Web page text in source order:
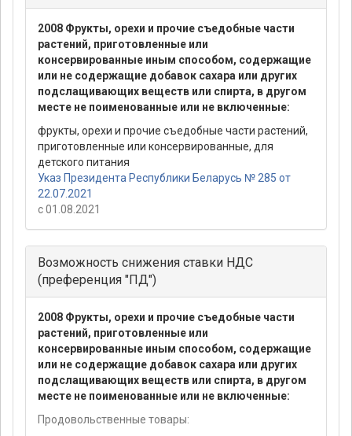
2008 Фрукты, орехи и прочие съедобные части
растений, приготовленные или
консервированные иным способом, содержащие
или не содержащие добавок сахара или других
подслащивающих веществ или спирта, в другом
месте не поименованные или не включенные:
фрукты, орехи и прочие съедобные части растений,
приготовленные или консервированные, для
детского питания
Указ Президента Республики Беларусь № 285 от
22.07.2021
с 01.08.2021
Возможность снижения ставки НДС
(преференция "ПД")
2008 Фрукты, орехи и прочие съедобные части
растений, приготовленные или
консервированные иным способом, содержащие
или не содержащие добавок сахара или других
подслащивающих веществ или спирта, в другом
месте не поименованные или не включенные:
Продовольственные товары: